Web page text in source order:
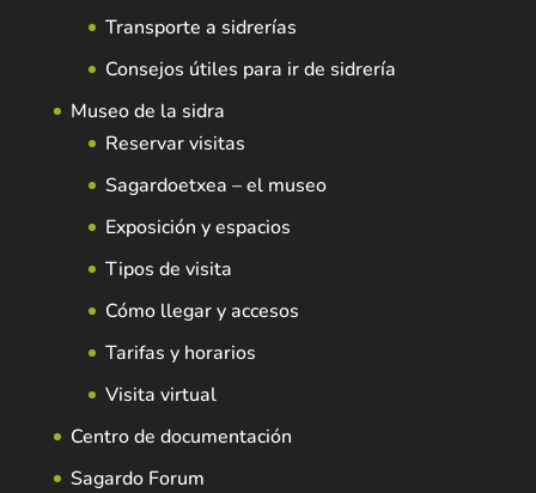
Transporte a sidrerías
Consejos útiles para ir de sidrería
Museo de la sidra
Reservar visitas
Sagardoetxea – el museo
Exposición y espacios
Tipos de visita
Cómo llegar y accesos
Tarifas y horarios
Visita virtual
Centro de documentación
Sagardo Forum